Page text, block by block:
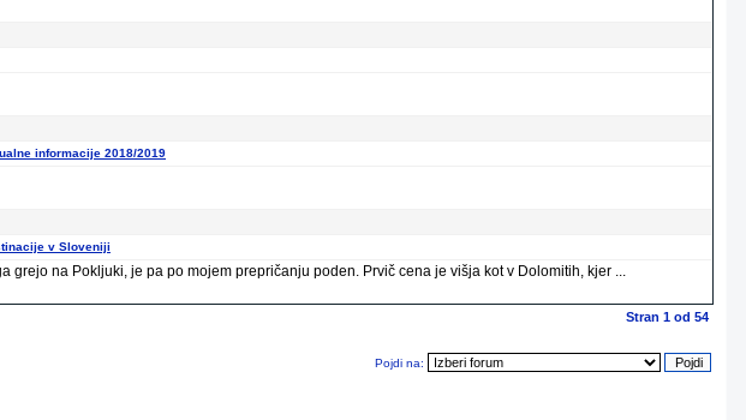
informacije 2018/2019
v Sloveniji
na Pokljuki, je pa po mojem prepričanju poden. Prvič cena je višja kot v Dolomitih, kjer ...
Stran 1 od 54
Pojdi na: